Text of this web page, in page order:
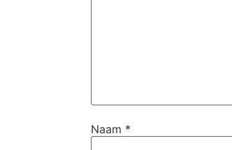
Naam *